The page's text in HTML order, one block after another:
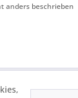
anders beschrieben